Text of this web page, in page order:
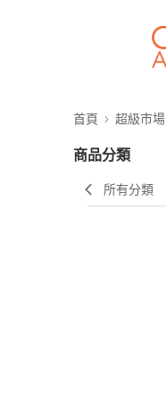
首頁 超級市場
商品分類
所有分類